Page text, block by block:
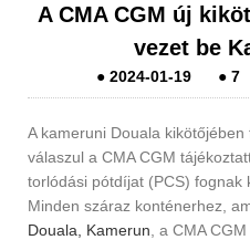
A CMA CGM új
vezet be
●2024-01-19 ●7
A kameruni Douala
válaszul a CMA CGM
torlódási pótdíjat (PCS) fognak
Minden száraz konténerhez,
Douala, Kamerun , a CMA